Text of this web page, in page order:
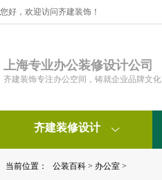
您好，欢迎访问齐建装饰！
上海专业办公装修设计公司
齐建装饰专注办公空间，铸就企业品牌文化
齐建装修设计 
当前位置： 公装百科 > 办公室 >